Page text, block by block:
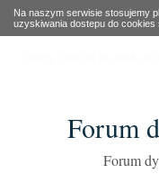
Na naszym serwisie stosujemy
uzyskiwania dostepu do cookies
Forum
Forum